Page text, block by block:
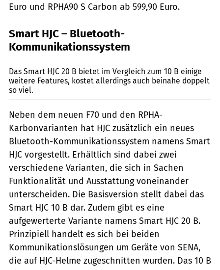
Euro und RPHA90 S Carbon ab 599,90 Euro.
Smart HJC – Bluetooth-
Kommunikationssystem
Das Smart HJC 20 B bietet im Vergleich zum 10 B einige
weitere Features, kostet allerdings auch beinahe doppelt
so viel.
Neben dem neuen F70 und den RPHA-
Karbonvarianten hat HJC zusätzlich ein neues
Bluetooth-Kommunikationssystem namens Smart
HJC vorgestellt. Erhältlich sind dabei zwei
verschiedene Varianten, die sich in Sachen
Funktionalität und Ausstattung voneinander
unterscheiden. Die Basisversion stellt dabei das
Smart HJC 10 B dar. Zudem gibt es eine
aufgewerterte Variante namens Smart HJC 20 B.
Prinzipiell handelt es sich bei beiden
Kommunikationslösungen um Geräte von SENA,
die auf HJC-Helme zugeschnitten wurden. Das 10 B